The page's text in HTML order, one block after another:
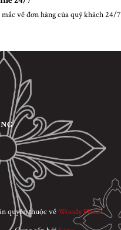
về đơn hàng của quý khách 24/7
quyền thuộc vềWoody Planet